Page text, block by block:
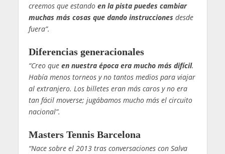
creemos que estando en la pista puedes cambiar
muchas más cosas que dando instrucciones desde
fuera”.
Diferencias generacionales
“Creo que en nuestra época era mucho más difícil.
Había menos torneos y no tantos medios para viajar
al extranjero. Los billetes eran más caros y no era
tan fácil moverse; jugábamos mucho más el circuito
nacional”.
Masters Tennis Barcelona
“Nace sobre el 2013 tras conversaciones con Salva